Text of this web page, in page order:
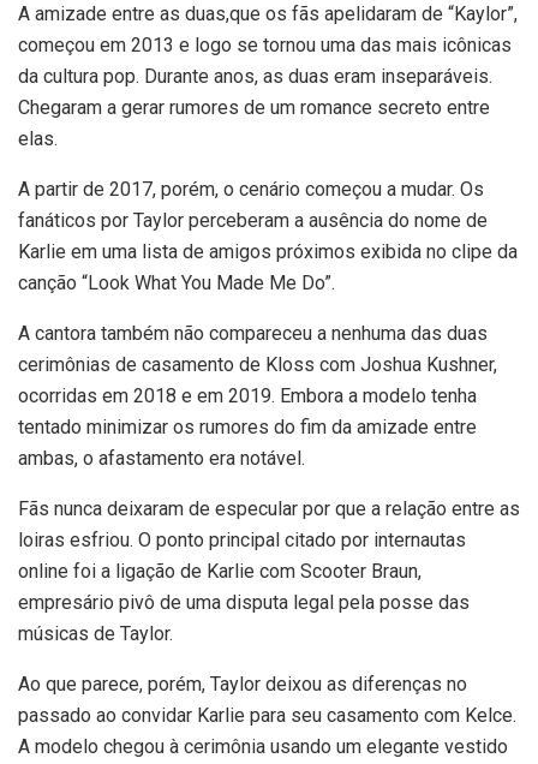
A amizade entre as duas,que os fãs apelidaram de “Kaylor”,
começou em 2013 e logo se tornou uma das mais icônicas
da cultura pop. Durante anos, as duas eram inseparáveis.
Chegaram a gerar rumores de um romance secreto entre
elas.
A partir de 2017, porém, o cenário começou a mudar. Os
fanáticos por Taylor perceberam a ausência do nome de
Karlie em uma lista de amigos próximos exibida no clipe da
canção “Look What You Made Me Do”.
A cantora também não compareceu a nenhuma das duas
cerimônias de casamento de Kloss com Joshua Kushner,
ocorridas em 2018 e em 2019. Embora a modelo tenha
tentado minimizar os rumores do fim da amizade entre
ambas, o afastamento era notável.
Fãs nunca deixaram de especular por que a relação entre as
loiras esfriou. O ponto principal citado por internautas
online foi a ligação de Karlie com Scooter Braun,
empresário pivô de uma disputa legal pela posse das
músicas de Taylor.
Ao que parece, porém, Taylor deixou as diferenças no
passado ao convidar Karlie para seu casamento com Kelce.
A modelo chegou à cerimônia usando um elegante vestido